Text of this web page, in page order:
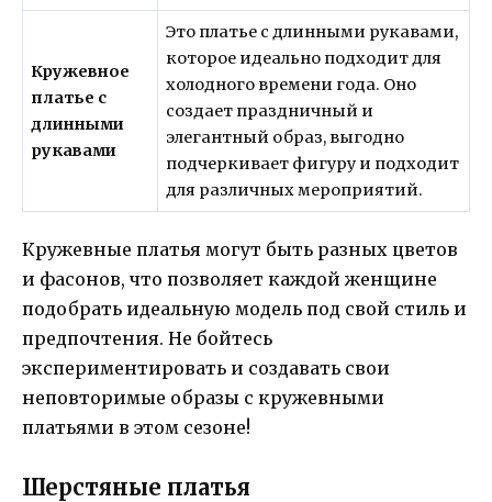
Кружевное
платье с
длинными
рукавами
Это платье с длинными рукавами,
которое идеально подходит для
холодного времени года. Оно
создает праздничный и
элегантный образ, выгодно
подчеркивает фигуру и подходит
для различных мероприятий.
Кружевные платья могут быть разных цветов
и фасонов, что позволяет каждой женщине
подобрать идеальную модель под свой стиль и
предпочтения. Не бойтесь
экспериментировать и создавать свои
неповторимые образы с кружевными
платьями в этом сезоне!
Шерстяные платья